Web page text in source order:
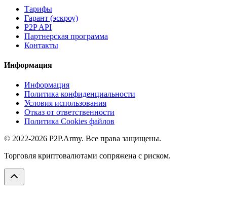
Тарифы
Гарант (эскроу)
P2P API
Партнерская программа
Контакты
Информация
Информация
Политика конфиденциальности
Условия использования
Отказ от ответственности
Политика Cookies файлов
© 2022-2026 P2P.Army. Все права защищены.
Торговля криптовалютами сопряжена с риском.